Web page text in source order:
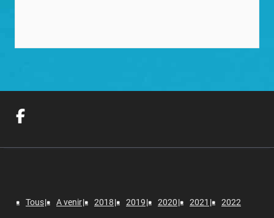
Tous A venir 2018 2019 2020 2021 2022